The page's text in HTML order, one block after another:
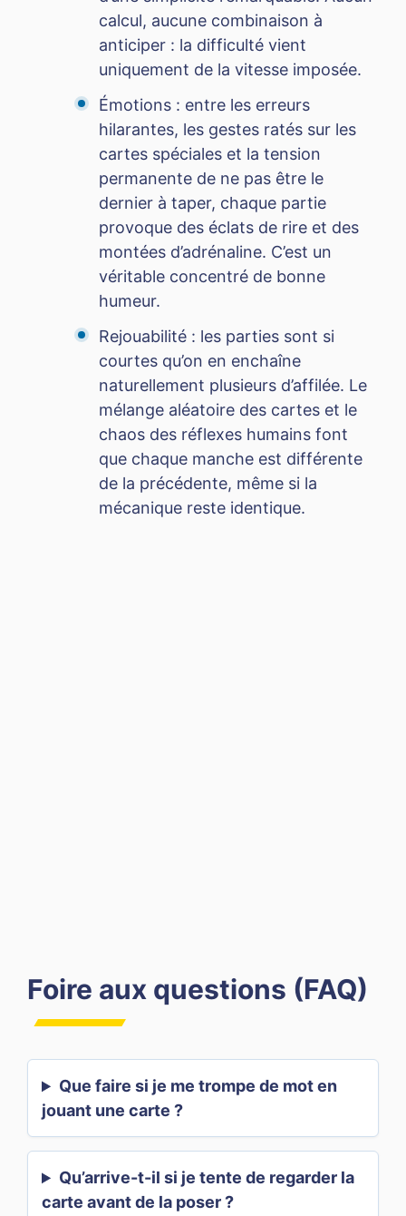
calcul, aucune combinaison à
anticiper : la difficulté vient
uniquement de la vitesse imposée.
Émotions : entre les erreurs
hilarantes, les gestes ratés sur les
cartes spéciales et la tension
permanente de ne pas être le
dernier à taper, chaque partie
provoque des éclats de rire et des
montées d’adrénaline. C’est un
véritable concentré de bonne
humeur.
Rejouabilité : les parties sont si
courtes qu’on en enchaîne
naturellement plusieurs d’affilée. Le
mélange aléatoire des cartes et le
chaos des réflexes humains font
que chaque manche est différente
de la précédente, même si la
mécanique reste identique.
Foire aux questions (FAQ)
Que faire si je me trompe de mot en
jouant une carte ?
Qu’arrive-t-il si je tente de regarder la
carte avant de la poser ?